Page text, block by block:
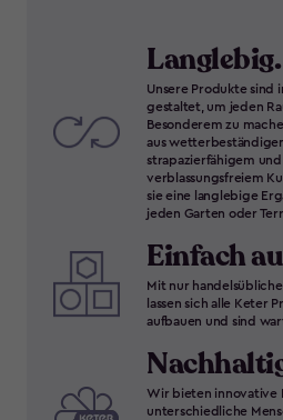
Langlebig.
Unsere Produkte sind
gestaltet, um jeden
Besonderem zu
aus
strapazierfähigem und
verblassungsfreiem
sie eine langlebige
jeden Garten oder
Einfach
Mit nur
lassen sich alle Keter
aufbauen und sind
Wir bieten innovative
unterschiedliche